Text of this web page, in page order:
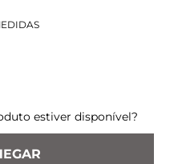
estiver disponível?